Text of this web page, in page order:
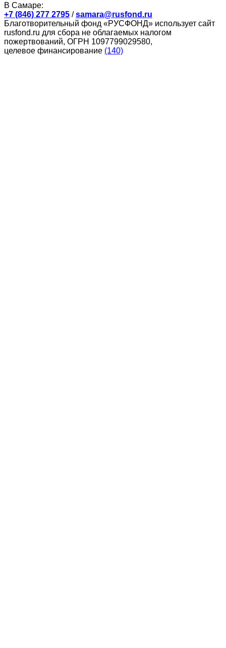
В Самаре:
+7 (846) 277 2795 /samara@rusfond.ru
Благотворительный фонд «РУСФОНД» использует сайт
rusfond.ru для сбора не облагаемых налогом
пожертвований, ОГРН 1097799029580,
целевое финансирование (140)